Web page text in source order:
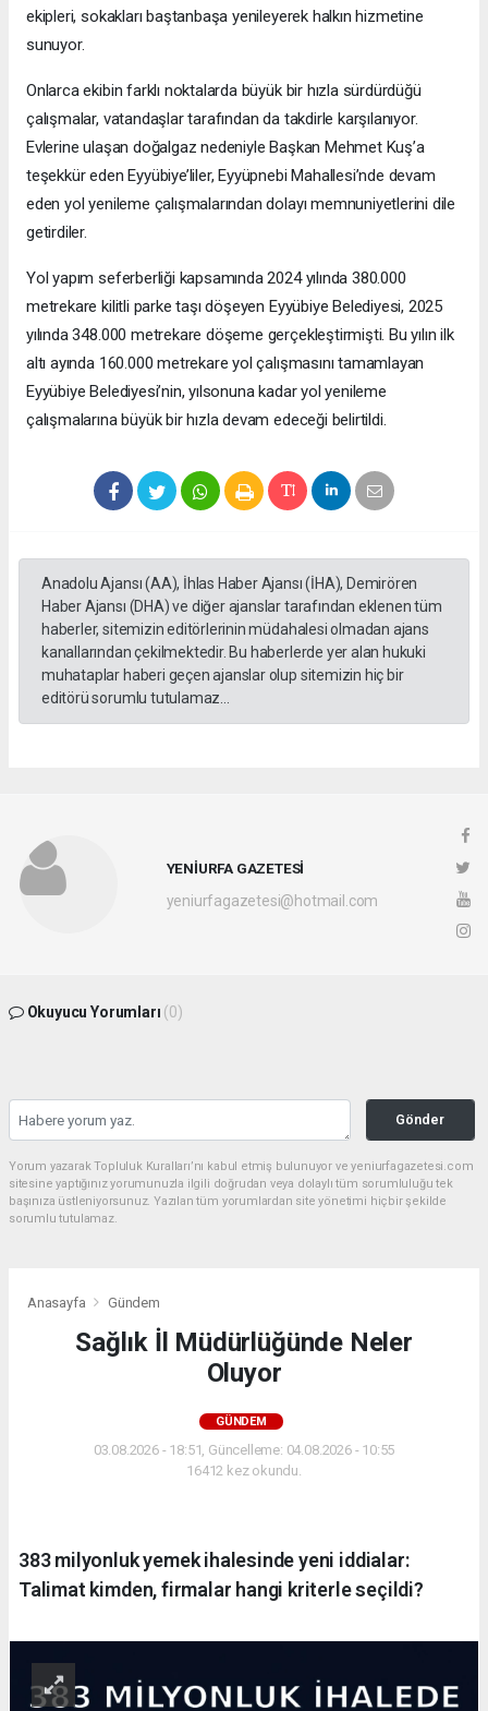
ekipleri, sokakları baştanbaşa yenileyerek halkın hizmetine
sunuyor.
Onlarca ekibin farklı noktalarda büyük bir hızla sürdürdüğü
çalışmalar, vatandaşlar tarafından da takdirle karşılanıyor.
Evlerine ulaşan doğalgaz nedeniyle Başkan Mehmet Kuş’a
teşekkür eden Eyyübiye’liler, Eyyüpnebi Mahallesi’nde devam
eden yol yenileme çalışmalarından dolayı memnuniyetlerini dile
getirdiler.
Yol yapım seferberliği kapsamında 2024 yılında 380.000
metrekare kilitli parke taşı döşeyen Eyyübiye Belediyesi, 2025
yılında 348.000 metrekare döşeme gerçekleştirmişti. Bu yılın ilk
altı ayında 160.000 metrekare yol çalışmasını tamamlayan
Eyyübiye Belediyesi’nin, yılsonuna kadar yol yenileme
çalışmalarına büyük bir hızla devam edeceği belirtildi.
Anadolu Ajansı (AA), İhlas Haber Ajansı (İHA), Demirören
Haber Ajansı (DHA) ve diğer ajanslar tarafından eklenen tüm
haberler, sitemizin editörlerinin müdahalesi olmadan ajans
kanallarından çekilmektedir. Bu haberlerde yer alan hukuki
muhataplar haberi geçen ajanslar olup sitemizin hiç bir
editörü sorumlu tutulamaz...
YENİURFA GAZETESİ
yeniurfagazetesi@hotmail.com
Okuyucu Yorumları (0)
Gönder
Yorum yazarak Topluluk Kuralları’nı kabul etmiş bulunuyor ve yeniurfagazetesi.com
sitesine yaptığınız yorumunuzla ilgili doğrudan veya dolaylı tüm sorumluluğu tek
başınıza üstleniyorsunuz. Yazılan tüm yorumlardan site yönetimi hiçbir şekilde
sorumlu tutulamaz.
Anasayfa Gündem
Sağlık İl Müdürlüğünde Neler
Oluyor
GÜNDEM
03.08.2026 - 18:51, Güncelleme: 04.08.2026 - 10:55
16412 kez okundu.
383 milyonluk yemek ihalesinde yeni iddialar:
Talimat kimden, firmalar hangi kriterle seçildi?